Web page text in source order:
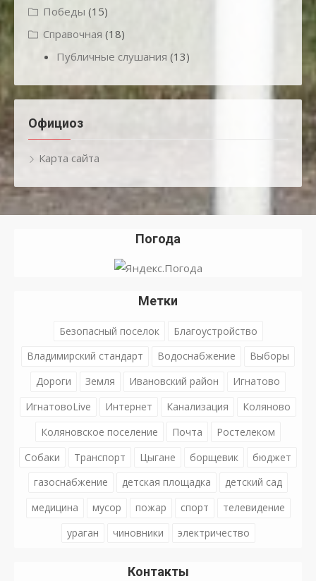
Победы (15)
Справочная (18)
Публичные слушания (13)
Официоз
Карта сайта
Погода
Метки
Безопасный поселок
Благоустройство
Владимирский стандарт
Водоснабжение
Выборы
Дороги
Земля Ивановский район
Игнатово
ИгнатовоLive
Интернет Канализация
Коляново
Коляновское поселение
Почта
Ростелеком
Собаки
Транспорт Цыгане борщевик
бюджет
газоснабжение
детская площадка
детский сад
медицина
мусор пожар спорт
телевидение
ураган
чиновники электричество
Контакты